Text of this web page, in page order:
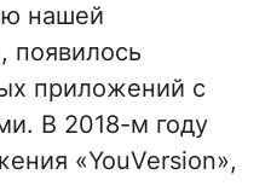
нашей
появилось
приложений с
В 2018-м году
«YouVersion»,